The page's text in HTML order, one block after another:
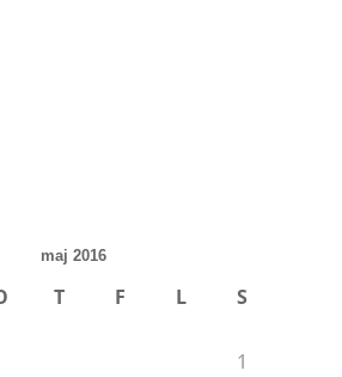
maj 2016
T F L S
1